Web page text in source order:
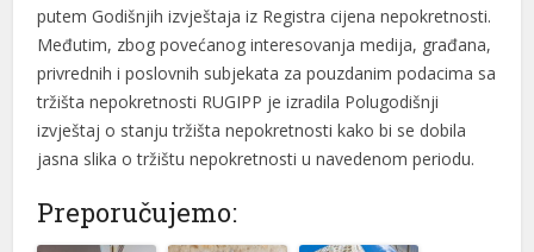
putem Godišnjih izvještaja iz Registra cijena nepokretnosti.
Međutim, zbog povećanog interesovanja medija, građana,
privrednih i poslovnih subjekata za pouzdanim podacima sa
tržišta nepokretnosti RUGIPP je izradila Polugodišnji
izvještaj o stanju tržišta nepokretnosti kako bi se dobila
jasna slika o tržištu nepokretnosti u navedenom periodu.
Preporučujemo: